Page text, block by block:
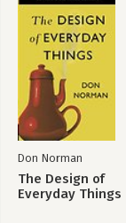
Don Norman
The Design of
Everyday Things